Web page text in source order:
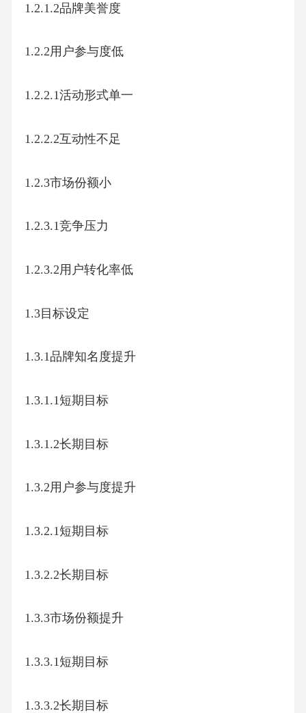
1.2.1.2品牌美誉度
1.2.2用户参与度低
1.2.2.1活动形式单一
1.2.2.2互动性不足
1.2.3市场份额小
1.2.3.1竞争压力
1.2.3.2用户转化率低
1.3目标设定
1.3.1品牌知名度提升
1.3.1.1短期目标
1.3.1.2长期目标
1.3.2用户参与度提升
1.3.2.1短期目标
1.3.2.2长期目标
1.3.3市场份额提升
1.3.3.1短期目标
1.3.3.2长期目标